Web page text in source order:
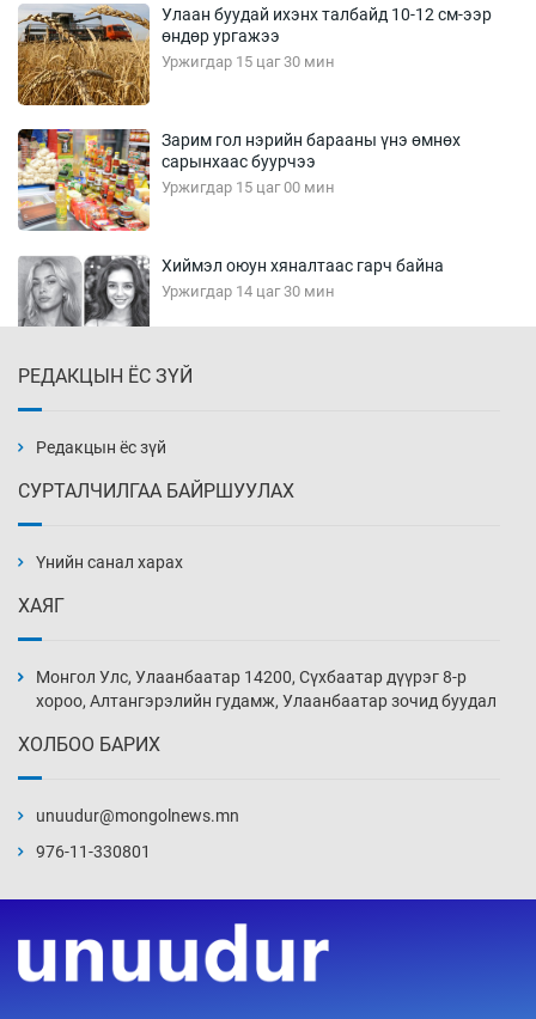
Улаан буудай ихэнх талбайд 10-12 см-ээр
өндөр ургажээ
Уржигдар 15 цаг 30 мин
Зарим гол нэрийн барааны үнэ өмнөх
сарынхаас буурчээ
Уржигдар 15 цаг 00 мин
Хиймэл оюун хяналтаас гарч байна
Уржигдар 14 цаг 30 мин
Уржигдар 14 цаг 00 мин
нэмэгджээ
Уржигдар 13 цаг 30 мин
Уржигдар 13 цаг 00 мин
Уржигдар 12 цаг 30 мин
РЕДАКЦЫН ЁС ЗҮЙ
Редакцын ёс зүй
СУРТАЛЧИЛГАА БАЙРШУУЛАХ
Үнийн санал харах
ХАЯГ
Монгол Улс, Улаанбаатар 14200, Сүхбаатар дүүрэг 8-р
хороо, Алтангэрэлийн гудамж, Улаанбаатар зочид буудал
ХОЛБОО БАРИХ
unuudur@mongolnews.mn
976-11-330801